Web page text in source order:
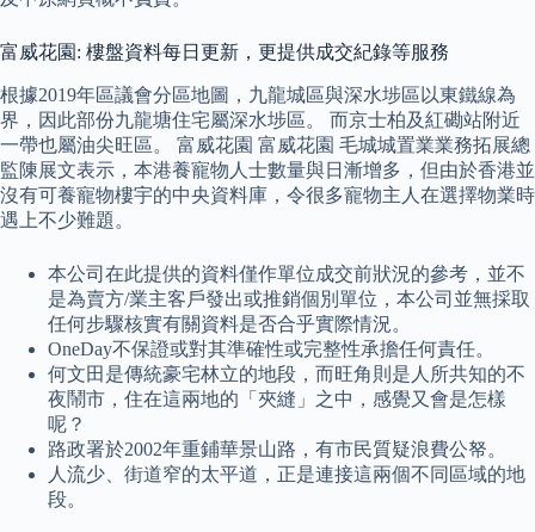
富威花園: 樓盤資料每日更新，更提供成交紀錄等服務
根據2019年區議會分區地圖，九龍城區與深水埗區以東鐵線為
界，因此部份九龍塘住宅屬深水埗區。 而京士柏及紅磡站附近
一帶也屬油尖旺區。 富威花園 富威花園 毛城城置業業務拓展總
監陳展文表示，本港養寵物人士數量與日漸增多，但由於香港並
沒有可養寵物樓宇的中央資料庫，令很多寵物主人在選擇物業時
遇上不少難題。
本公司在此提供的資料僅作單位成交前狀況的參考，並不
是為賣方/業主客戶發出或推銷個別單位，本公司並無採取
任何步驟核實有關資料是否合乎實際情況。
OneDay不保證或對其準確性或完整性承擔任何責任。
何文田是傳統豪宅林立的地段，而旺角則是人所共知的不
夜鬧市，住在這兩地的「夾縫」之中，感覺又會是怎樣
呢？
路政署於2002年重鋪華景山路，有市民質疑浪費公帑。
人流少、街道窄的太平道，正是連接這兩個不同區域的地
段。